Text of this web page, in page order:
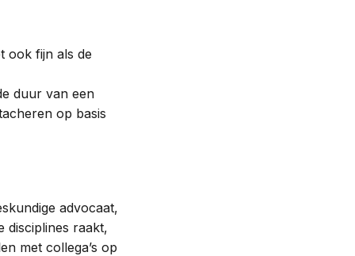
ook fijn als de
duur van een
op basis
advocaat,
disciplines raakt,
met collega’s op